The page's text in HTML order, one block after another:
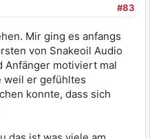
#83
Mir ging es anfangs
von Snakeoil Audio
Anfänger motiviert mal
weil er gefühltes
konnte, dass sich